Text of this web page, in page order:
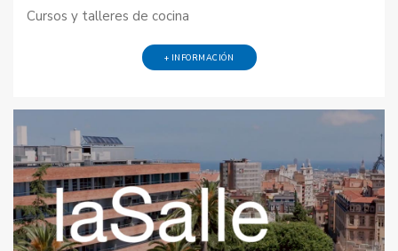
Cursos y talleres de cocina
+ INFORMACIÓN